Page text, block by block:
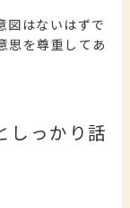
図はないはずで
思を尊重してあ
しっかり話